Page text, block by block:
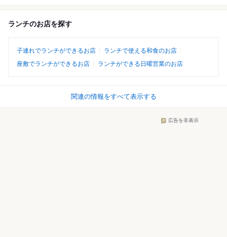
ランチのお店を探す
子連れでランチができるお店
ランチで使える和食のお店
座敷でランチができるお店
ランチができる日曜営業のお店
関連の情報をすべて表示する
広告を非表示